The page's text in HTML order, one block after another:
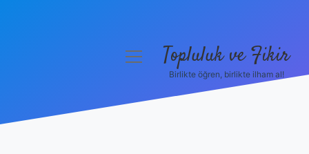
menüyüTopluluk ve Fikir
Birlikte öğren, birlikte ilham al!